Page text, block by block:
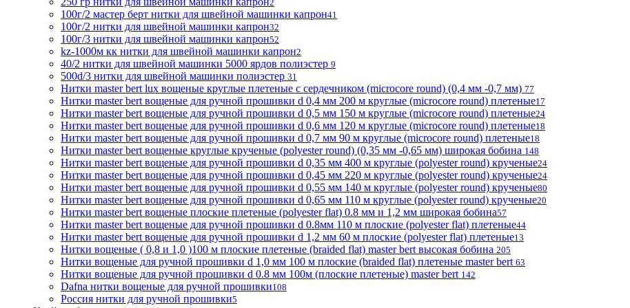
2
100г/2 мастер берт нитки для швейной машинки капрон41
100г/2 нитки для швейной машинки капрон32
100г/3 нитки для швейной машинки капрон52
kz-1000м кк нитки для швейной машинки капрон2
40/2 нитки для швейной машинки 5000 ярдов полиэстер 9
500d/3 нитки для швейной машинки полиэстер 31
Нитки master bert lux вощеные круглые плетеные с сердечником (microcore round) (0,4 мм -0,7 мм) 77
Нитки master bert вощеные для ручной прошивки d 0,4 мм 200 м круглые (microcore round) плетеные17
Нитки master bert вощеные для ручной прошивки d 0,5 мм 150 м круглые (microcore round) плетеные24
Нитки master bert вощеные для ручной прошивки d 0,6 мм 120 м круглые (microcore round) плетеные18
Нитки master bert вощеные для ручной прошивки d 0,7 мм 90 м круглые (microcore round) плетеные18
Нитки master bert вощеные круглые крученые (polyester round) (0,35 мм -0,65 мм) широкая бобина 148
Нитки master bert вощеные для ручной прошивки d 0,35 мм 400 м круглые (polyester round) крученые24
Нитки master bert вощеные для ручной прошивки d 0,45 мм 220 м круглые (polyester round) крученые24
Нитки master bert вощеные для ручной прошивки d 0,55 мм 140 м круглые (polyester round) крученые80
Нитки master bert вощеные для ручной прошивки d 0,65 мм 110 м круглые (polyester round) крученые20
Нитки master bert вощеные плоские плетеные (polyester flat) 0.8 мм и 1,2 мм широкая бобина57
Нитки master bert вощеные для ручной прошивки d 0.8мм 110 м плоские (polyester flat) плетеные44
Нитки master bert вощеные для ручной прошивки d 1,2 мм 60 м плоские (polyester flat) плетеные13
Нитки вощеные ( 0,8 и 1,0 )100 м плоские плетеные (braided flat) master bert высокая бобина 205
Нитки вощеные для ручной прошивки d 1,0 мм 100 м плоские (braided flat) плетеные master bert 63
Нитки вощеные для ручной прошивки d 0.8 мм 100м (плоские плетеные) master bert 142
Dafna нитки вощеные для ручной прошивки108
Россия нитки для ручной прошивки5